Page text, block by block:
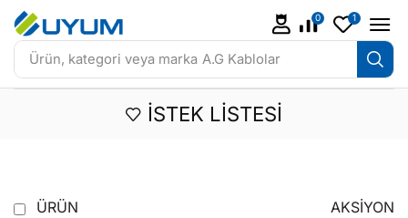
Ürün, kategori veya marka A.G Kablolar
0 1
İSTEK LISTESI
ÜRÜN AKSIYON